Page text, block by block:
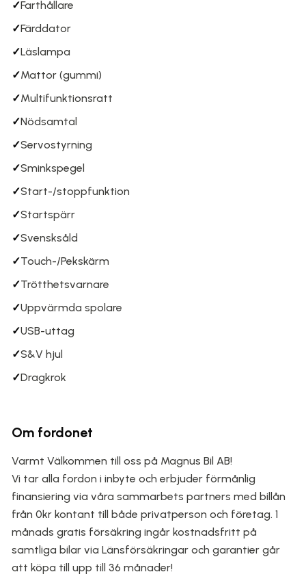
✓Farthållare
✓Färddator
✓Läslampa
✓Mattor (gummi)
✓Multifunktionsratt
✓Nödsamtal
✓Servostyrning
✓Sminkspegel
✓Start-/stoppfunktion
✓Startspärr
✓Svensksåld
✓Touch-/Pekskärm
✓Trötthetsvarnare
✓Uppvärmda spolare
✓USB-uttag
✓S&V hjul
✓Dragkrok
Om fordonet
Varmt Välkommen till oss på Magnus Bil AB!
Vi tar alla fordon i inbyte och erbjuder förmånlig
finansiering via våra sammarbets partners med billån
från 0kr kontant till både privatperson och företag. 1
månads gratis försäkring ingår kostnadsfritt på
samtliga bilar via Länsförsäkringar och garantier går
att köpa till upp till 36 månader!